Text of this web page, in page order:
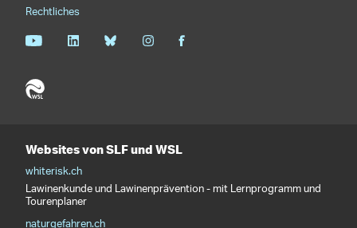
Rechtliches
Websites von SLF und WSL
whiterisk.ch
Lawinenkunde und Lawinenprävention - mit Lernprogramm und
Tourenplaner